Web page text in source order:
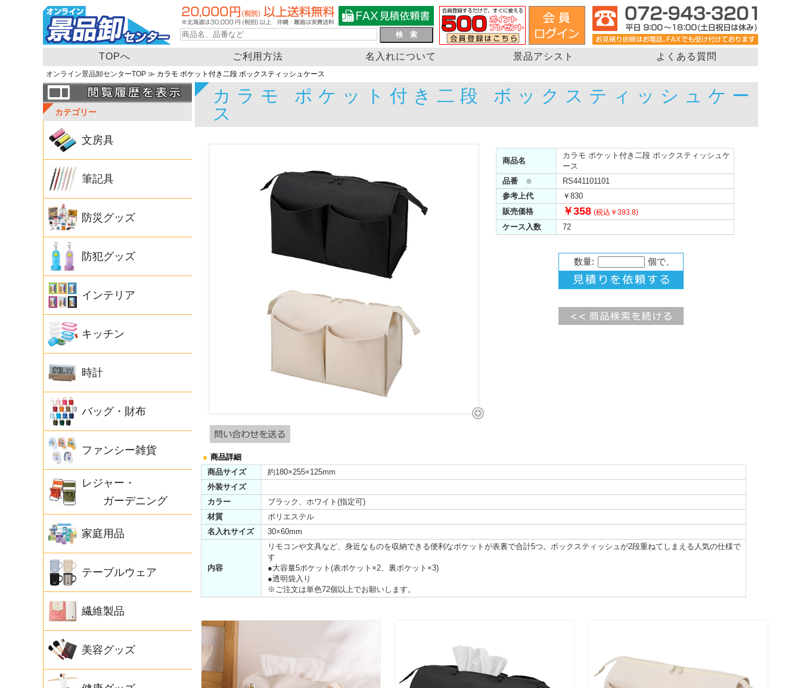
TOPへ ご利用方法 名入れについて 景品アシスト よくある質問
オンライン景品卸センターTOP ≫ カラモ ポケット付き二段 ボックスティッシュケース
カテゴリー
文房具
筆記具
防災グッズ
防犯グッズ
インテリア
キッチン
時計
バッグ・財布
ファンシー雑貨
レジャー・
ガーデニング
家庭用品
テーブルウェア
繊維製品
美容グッズ
カラモ ポケット付き二段 ボックスティッシュケー
ス
商品名
カラモ ポケット付き二段 ボックスティッシュケ
ース
品番
※
RS441101101
参考上代
￥830
販売価格
￥358 (税込￥393.8)
ケース入数 72
数量: 個で、
● 商品詳細
商品サイズ
約180×255×125mm
外装サイズ
カラー
ブラック、ホワイト(指定可)
材質
ポリエステル
名入れサイズ
30×60mm
内容
リモコンや文具など、身近なものを収納できる便利なポケットが表裏で合計5つ。ボックスティッシュが2段重ねてしまえる人気の仕様で
す
●大容量5ポケット(表ポケット×2、裏ポケット×3)
●透明袋入り
※ご注文は単色72個以上でお願いします。